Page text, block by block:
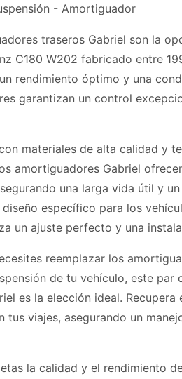
- Amortiguador
traseros Gabriel son la
C180 W202 fabricado entre
rendimiento óptimo y una
garantizan un control
materiales de alta calidad y
amortiguadores Gabriel
una larga vida útil y
específico para los
un ajuste perfecto y una
reemplazar los
de tu vehículo, este par
es la elección ideal.
tus viajes, asegurando un
la calidad y el rendimiento